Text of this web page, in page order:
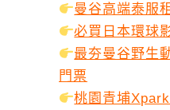
曼谷高端泰服
必買日本環球
最夯曼谷野生
門票
桃園青埔